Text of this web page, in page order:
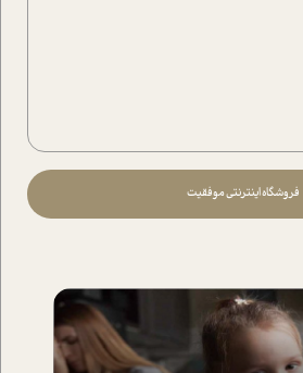
فروشگاه اینترنتی موفقیت